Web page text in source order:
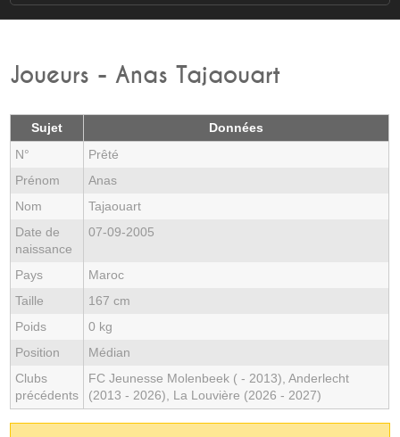
Joueurs - Anas Tajaouart
Sujet
Données
N°
Prêté
Prénom
Anas
Nom
Tajaouart
Date de
naissance
07-09-2005
Pays
Maroc
Taille
167 cm
Poids
0 kg
Position
Médian
Clubs
précédents
FC Jeunesse Molenbeek ( - 2013), Anderlecht
(2013 - 2026), La Louvière (2026 - 2027)